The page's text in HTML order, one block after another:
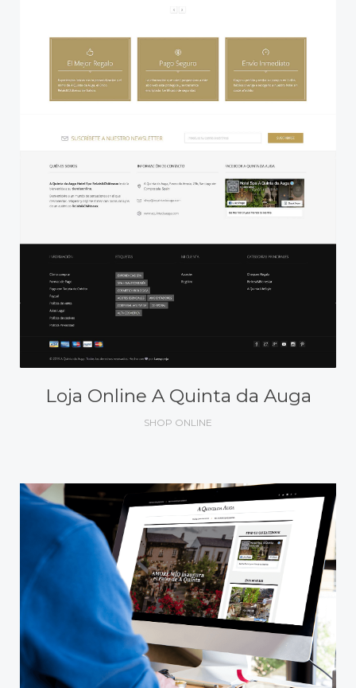
Loja Online A Quinta da Auga
SHOP ONLINE